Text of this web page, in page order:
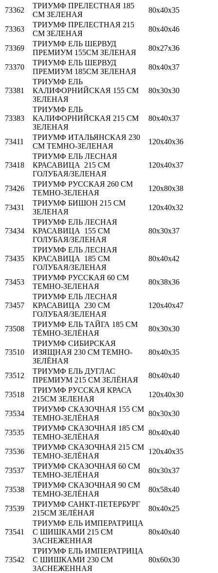
73362
ТРИУМФ ПРЕЛЕСТНАЯ 185
СМ ЗЕЛЕНАЯ
80х40х35
73363
ТРИУМФ ПРЕЛЕСТНАЯ 215
СМ ЗЕЛЕНАЯ
80х40х46
73369
ТРИУМФ ЕЛЬ ШЕРВУД
ПРЕМИУМ 155СМ ЗЕЛЕНАЯ
80х27х36
73370
ТРИУМФ ЕЛЬ ШЕРВУД
ПРЕМИУМ 185СМ ЗЕЛЕНАЯ
80х40х37
73381
ТРИУМФ ЕЛЬ
КАЛИФОРНИЙСКАЯ 155 СМ
ЗЕЛЕНАЯ
80х30х30
73383
ТРИУМФ ЕЛЬ
КАЛИФОРНИЙСКАЯ 215 СМ
ЗЕЛЕНАЯ
80х40х37
73411
ТРИУМФ ИТАЛЬЯНСКАЯ 230
СМ ТЕМНО-ЗЕЛЕНАЯ
120х40х36
73418
ТРИУМФ ЕЛЬ ЛЕСНАЯ
КРАСАВИЦА 215 СМ
ГОЛУБАЯ/ЗЕЛЕНАЯ
120х40х37
73426
ТРИУМФ РУССКАЯ 260 СМ
ТЕМНО-ЗЕЛЕНАЯ
120х80х38
73431
ТРИУМФ БИШОН 215 СМ
ЗЕЛЕНАЯ
120х40х32
73434
ТРИУМФ ЕЛЬ ЛЕСНАЯ
КРАСАВИЦА 155 СМ
ГОЛУБАЯ/ЗЕЛЕНАЯ
80х30х37
73435
ТРИУМФ ЕЛЬ ЛЕСНАЯ
КРАСАВИЦА 185 СМ
ГОЛУБАЯ/ЗЕЛЕНАЯ
80х40х42
73453
ТРИУМФ РУССКАЯ 60 СМ
ТЕМНО-ЗЕЛЕНАЯ
80х38х36
73457
ТРИУМФ ЕЛЬ ЛЕСНАЯ
КРАСАВИЦА 230 СМ
ГОЛУБАЯ/ЗЕЛЕНАЯ
120х40х47
73508
ТРИУМФ ЕЛЬ ТАЙГА 185 СМ
ТЁМНО-ЗЕЛЁНАЯ
80х30х30
73510
ТРИУМФ СИБИРСКАЯ
ИЗЯЩНАЯ 230 СМ ТЕМНО-
ЗЕЛЁНАЯ
80х40х35
73512
ТРИУМФ ЕЛЬ ДУГЛАС
ПРЕМИУМ 215 СМ ЗЕЛЁНАЯ
80х40х40
73518
ТРИУМФ РУССКАЯ КРАСА
215СМ ЗЕЛЕНАЯ
120х40х30
73534
ТРИУМФ СКАЗОЧНАЯ 155 СМ
ТЕМНО-ЗЕЛЁНАЯ
80х30х30
73535
ТРИУМФ СКАЗОЧНАЯ 185 СМ
ТЕМНО-ЗЕЛЁНАЯ
80х40х40
73536
ТРИУМФ СКАЗОЧНАЯ 215 СМ
ТЕМНО-ЗЕЛЁНАЯ
120х40х35
73537
ТРИУМФ СКАЗОЧНАЯ 60 СМ
ТЕМНО-ЗЕЛЁНАЯ
80х30х37
73538
ТРИУМФ СКАЗОЧНАЯ 90 СМ
ТЕМНО-ЗЕЛЁНАЯ
80х58х40
73539
ТРИУМФ САНКТ-ПЕТЕРБУРГ
215СМ ЗЕЛЁНАЯ
80х40х25
73541
ТРИУМФ ЕЛЬ ИМПЕРАТРИЦА
С ШИШКАМИ 215 СМ
ЗАСНЕЖЕННАЯ
80х40х40
73542
ТРИУМФ ЕЛЬ ИМПЕРАТРИЦА
С ШИШКАМИ 230 СМ
ЗАСНЕЖЕННАЯ
80х60х30